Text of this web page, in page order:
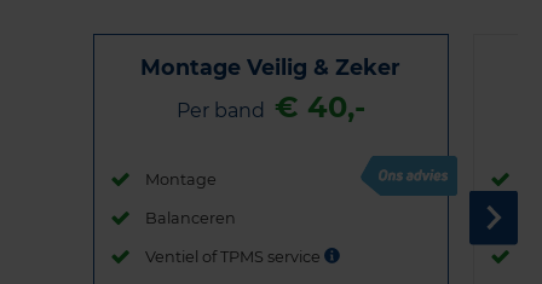
Montage Veilig & Zeker
Per band € 40,-
Montage
Balanceren
Ventiel of TPMS service